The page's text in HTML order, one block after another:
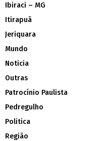
Ibiraci – MG
Itirapuã
Jeriquara
Mundo
Noticia
Outras
Patrocínio Paulista
Pedregulho
Politica
Região